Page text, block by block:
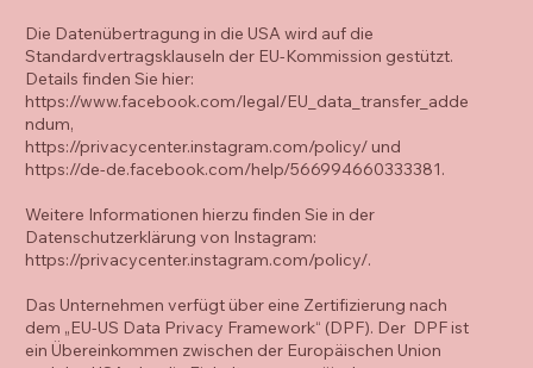
Die Datenübertragung in die USA wird auf die
Standardvertragsklauseln der EU-Kommission gestützt.
Details finden Sie hier:
https://www.facebook.com/legal/EU_data_transfer_adde
ndum,
https://privacycenter.instagram.com/policy/ und
https://de-de.facebook.com/help/566994660333381.
Weitere Informationen hierzu finden Sie in der
Datenschutzerklärung von Instagram:
https://privacycenter.instagram.com/policy/.
Das Unternehmen verfügt über eine Zertifizierung nach
dem „EU-US Data Privacy Framework“ (DPF). Der DPF ist
ein Übereinkommen zwischen der Europäischen Union